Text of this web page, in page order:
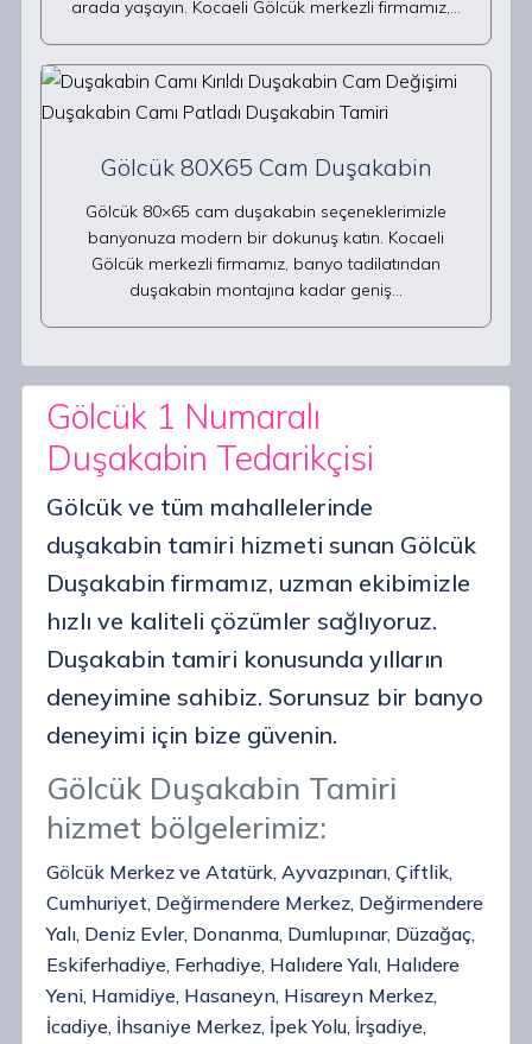
arada yaşayın. Kocaeli Gölcük merkezli firmamız,…
Gölcük 80X65 Cam Duşakabin
Gölcük 80×65 cam duşakabin seçeneklerimizle
banyonuza modern bir dokunuş katın. Kocaeli
Gölcük merkezli firmamız, banyo tadilatından
duşakabin montajına kadar geniş…
Gölcük 1 Numaralı
Duşakabin Tedarikçisi
Gölcük ve tüm mahallelerinde
duşakabin tamiri hizmeti sunan Gölcük
Duşakabin firmamız, uzman ekibimizle
hızlı ve kaliteli çözümler sağlıyoruz.
Duşakabin tamiri konusunda yılların
deneyimine sahibiz. Sorunsuz bir banyo
deneyimi için bize güvenin.
Gölcük Duşakabin Tamiri
hizmet bölgelerimiz:
Gölcük Merkez ve Atatürk, Ayvazpınarı, Çiftlik,
Cumhuriyet, Değirmendere Merkez, Değirmendere
Yalı, Deniz Evler, Donanma, Dumlupınar, Düzağaç,
Eskiferhadiye, Ferhadiye, Halıdere Yalı, Halıdere
Yeni, Hamidiye, Hasaneyn, Hisareyn Merkez,
İcadiye, İhsaniye Merkez, İpek Yolu, İrşadiye,